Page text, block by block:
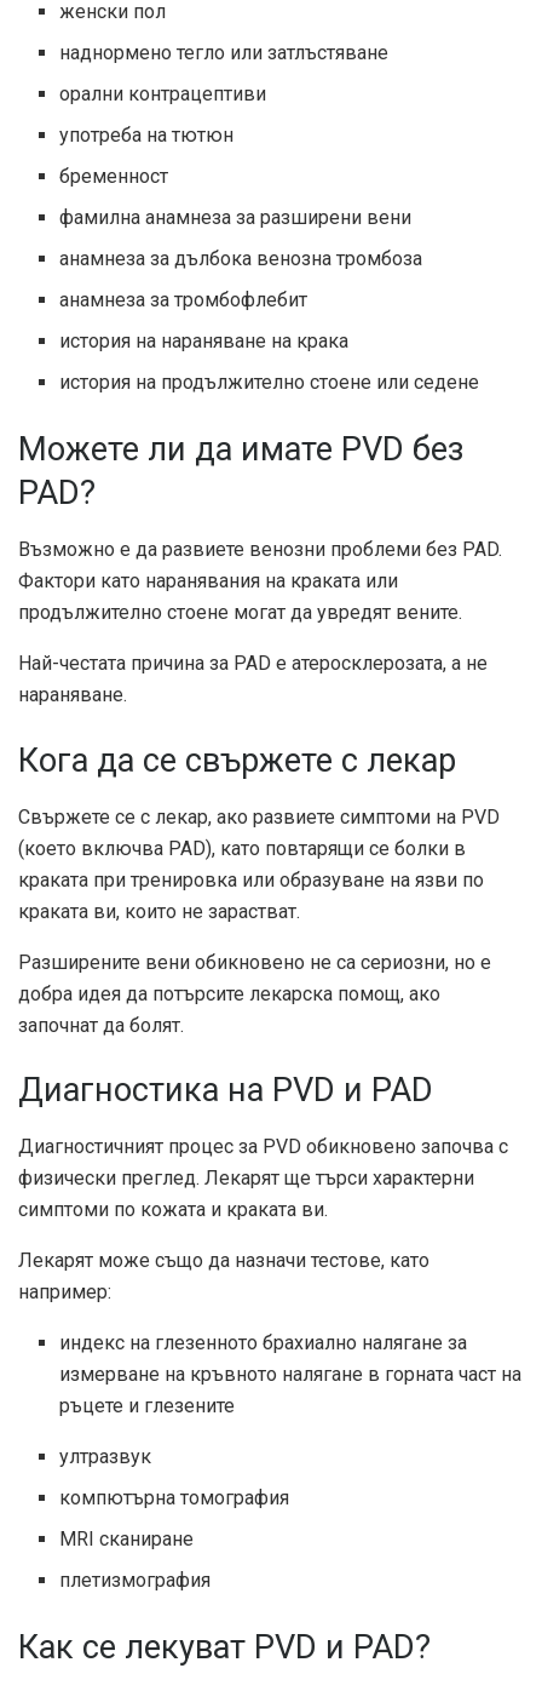
женски пол
наднормено тегло или затлъстяване
орални контрацептиви
употреба на тютюн
бременност
фамилна анамнеза за разширени вени
анамнеза за дълбока венозна тромбоза
анамнеза за тромбофлебит
история на нараняване на крака
история на продължително стоене или седене
Можете ли да имате PVD без
PAD?
Възможно е да развиете венозни проблеми без PAD.
Фактори като наранявания на краката или
продължително стоене могат да увредят вените.
Най-честата причина за PAD е атеросклерозата, а не
нараняване.
Кога да се свържете с лекар
Свържете се с лекар, ако развиете симптоми на PVD
(което включва PAD), като повтарящи се болки в
краката при тренировка или образуване на язви по
краката ви, които не зарастват.
Разширените вени обикновено не са сериозни, но е
добра идея да потърсите лекарска помощ, ако
започнат да болят.
Диагностика на PVD и PAD
Диагностичният процес за PVD обикновено започва с
физически преглед. Лекарят ще търси характерни
симптоми по кожата и краката ви.
Лекарят може също да назначи тестове, като
например:
индекс на глезенното брахиално налягане за
измерване на кръвното налягане в горната част на
ръцете и глезените
ултразвук
компютърна томография
MRI сканиране
плетизмография
Как се лекуват PVD и PAD?